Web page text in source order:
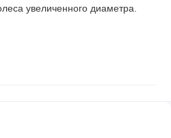
увеличенного диаметра.